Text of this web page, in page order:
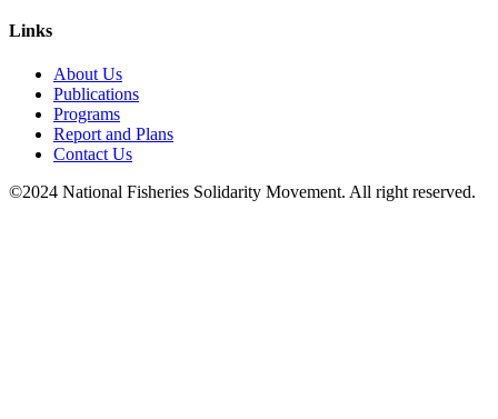
Links
About Us
Publications
Programs
Report and Plans
Contact Us
©2024 National Fisheries Solidarity Movement. All right reserved.